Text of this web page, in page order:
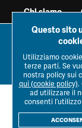
Chi siamo
Tutti i
dossier
Home>
Rivista
Questo sito
Utilizziamo
terze parti. Se
nostra policy sui
qui (cookie policy).
ad utilizzare il
consenti